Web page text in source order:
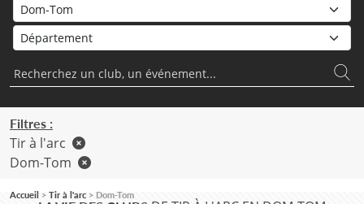
Filtres :
Tir à l'arc
Dom-Tom
Accueil Tir à l'arc Dom-Tom